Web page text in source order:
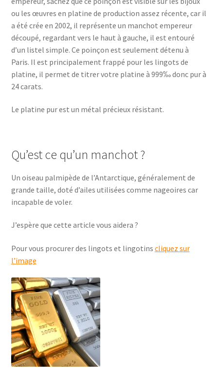
ou les œuvres en platine de production assez récente, car il
a été crée en 2002, il représente un manchot empereur
découpé, regardant vers le haut à gauche, il est entouré
d’un listel simple. Ce poinçon est seulement détenu à
Paris. Il est principalement frappé pour les lingots de
platine, il permet de titrer votre platine à 999‰ donc pur à
24 carats.
Le platine pur est un métal précieux résistant.
Qu’est ce qu’un manchot ?
Un oiseau palmipède de l’Antarctique, généralement de
grande taille, doté d’ailes utilisées comme nageoires car
incapable de voler.
J’espère que cette article vous aidera ?
Pour vous procurer des lingots et lingotins cliquez sur
l’image